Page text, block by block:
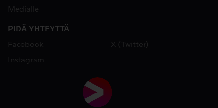
Medialle
PIDÄ YHTEYTTÄ
Facebook
X (Twitter)
Instagram